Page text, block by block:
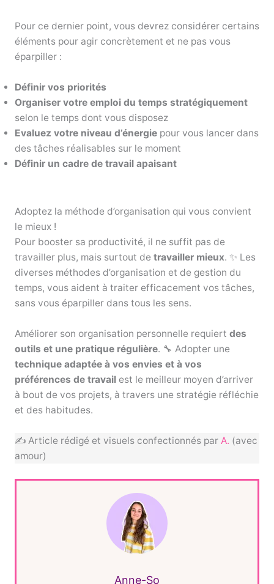
Pour ce dernier point, vous devrez considérer certains
éléments pour agir concrètement et ne pas vous
éparpiller :
Définir vos priorités
Organiser votre emploi du temps stratégiquement
selon le temps dont vous disposez
Evaluez votre niveau d’énergiepour vous lancer dans
des tâches réalisables sur le moment
Définir un cadre de travail apaisant
Adoptez la méthode d’organisation qui vous convient
le mieux !
Pour booster sa productivité, il ne suffit pas de
travailler plus, mais surtout de travailler mieux. ✨ Les
diverses méthodes d’organisation et de gestion du
temps, vous aident à traiter efficacement vos tâches,
sans vous éparpiller dans tous les sens.
Améliorer son organisation personnelle requiert des
outils et une pratique régulière. 🔧 Adopter une
technique adaptée à vos envies et à vos
préférences de travailest le meilleur moyen d’arriver
à bout de vos projets, à travers une stratégie réfléchie
et des habitudes.
✍ Article rédigé et visuels confectionnés par A. (avec
amour)
Anne-So